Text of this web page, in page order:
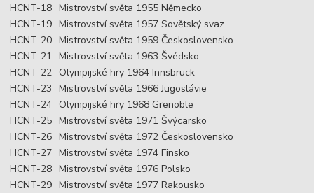
HCNT-18 Mistrovství světa 1955 Německo
HCNT-19 Mistrovství světa 1957 Sovětský svaz
HCNT-20 Mistrovství světa 1959 Československo
HCNT-21 Mistrovství světa 1963 Švédsko
HCNT-22 Olympijské hry 1964 Innsbruck
HCNT-23 Mistrovství světa 1966 Jugoslávie
HCNT-24 Olympijské hry 1968 Grenoble
HCNT-25 Mistrovství světa 1971 Švýcarsko
HCNT-26 Mistrovství světa 1972 Československo
HCNT-27 Mistrovství světa 1974 Finsko
HCNT-28 Mistrovství světa 1976 Polsko
HCNT-29 Mistrovství světa 1977 Rakousko